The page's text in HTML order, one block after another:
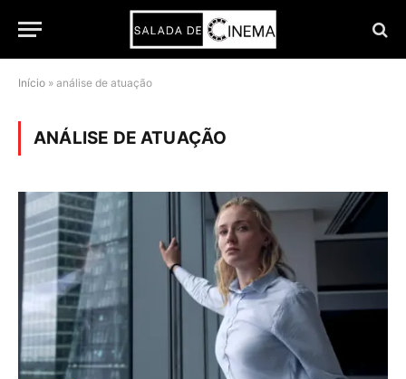
Início » análise de atuação
ANÁLISE DE ATUAÇÃO